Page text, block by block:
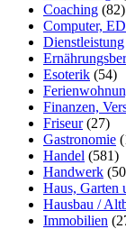
Coaching (82)
Computer,
Dienstleistung
Esoterik (54)
Finanzen,
Friseur(27)
Gastronomie
Handel (581)
Handwerk
Haus, Garten
Hausbau /
Immobilien